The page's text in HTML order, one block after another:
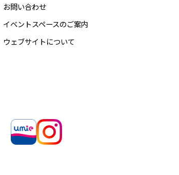
お問い合わせ
イベントスペースのご案内
ウェブサイトについて